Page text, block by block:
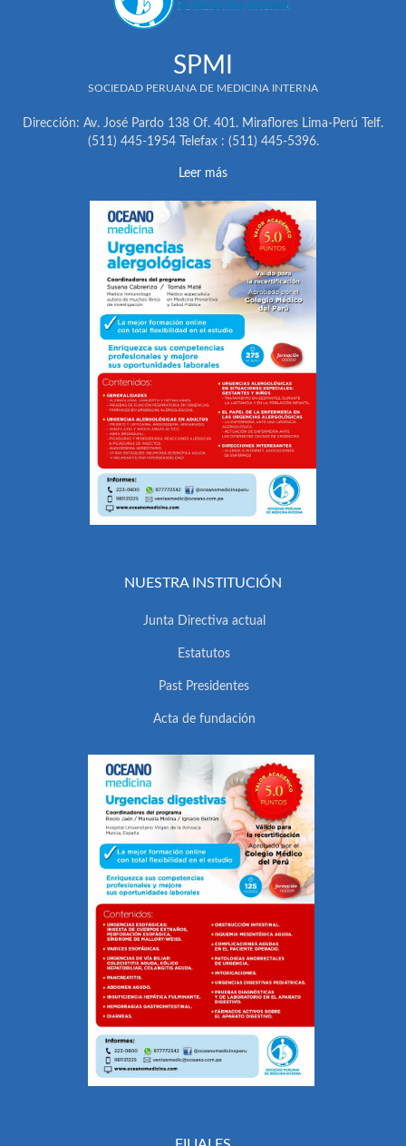
SPMI
SOCIEDAD PERUANA DE MEDICINA INTERNA
Dirección: Av. José Pardo 138 Of. 401. Miraflores Lima-Perú Telf.
(511) 445-1954 Telefax : (511) 445-5396.
Leer más
NUESTRA INSTITUCIÓN
Junta Directiva actual
Estatutos
Past Presidentes
Acta de fundación